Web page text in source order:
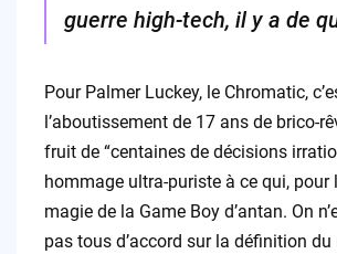
guerre high-tech, il y a de
Pour Palmer Luckey, le Chromatic,
l’aboutissement de 17 ans de brico-
fruit de “centaines de décisions
hommage ultra-puriste à ce qui,
magie de la Game Boy d’antan. On
pas tous d’accord sur la définition du